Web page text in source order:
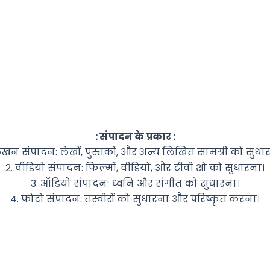
: संपादन के प्रकार :
संपादन: लेखों, पुस्तकों, और अन्य लिखित सामग्री को
2. वीडियो संपादन: फिल्मों, वीडियो, और टीवी शो को सुधारना।
3. ऑडियो संपादन: ध्वनि और संगीत को सुधारना।
4. फोटो संपादन: तस्वीरों को सुधारना और परिष्कृत करना।